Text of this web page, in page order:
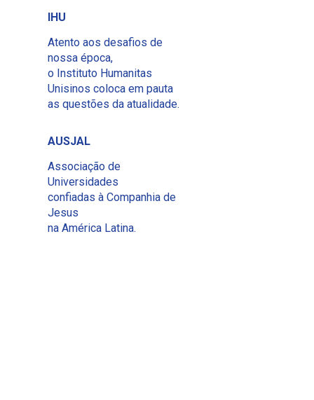
IHU
Atento aos desafios de
nossa época,
o Instituto Humanitas
Unisinos coloca em pauta
as questões da atualidade.
AUSJAL
Associação de
Universidades
confiadas à Companhia de
Jesus
na América Latina.